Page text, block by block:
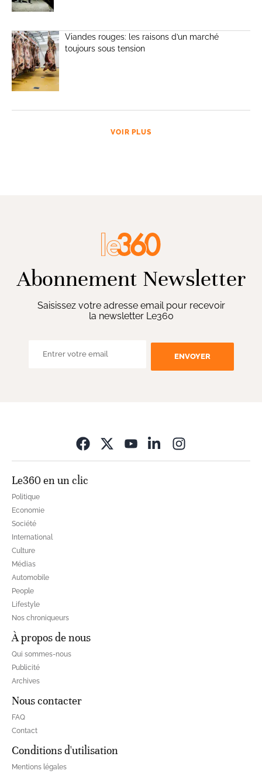
Viandes rouges: les raisons d’un marché
toujours sous tension
VOIR PLUS
Abonnement Newsletter
Saisissez votre adresse email pour recevoir
la newsletter Le360
ENVOYER
Le360 en un clic
Politique
Economie
Société
International
Culture
Médias
Automobile
People
Lifestyle
Nos chroniqueurs
À propos de nous
Qui sommes-nous
Publicité
Archives
Nous contacter
FAQ
Contact
Conditions d'utilisation
Mentions légales